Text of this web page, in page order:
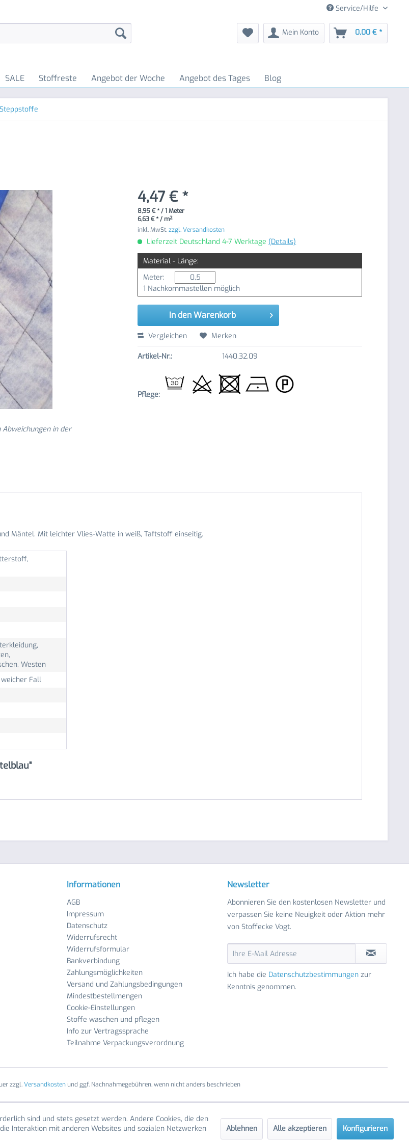
Service/Hilfe
Mein Konto 0,00 € *
SALE Stoffreste Angebot der Woche Angebot des Tages Blog
Steppstoffe
in der
4,47 € *
8,95 € * / 1 Meter
6,63 € * / m²
inkl. MwSt.zzgl. Versandkosten
Lieferzeit Deutschland 4-7 Werktage (Details)
Material - Länge:
Meter:
1 Nachkommastellen möglich
In den Warenkorb
Vergleichen Merken
Artikel-Nr.: 1440.32.09
Pflege:
Mäntel. Mit leichter Vlies-Watte in weiß, Taftstoff einseitig.
Westen
Fall
Informationen
AGB
Impressum
Datenschutz
Widerrufsrecht
Widerrufsformular
Bankverbindung
Zahlungsmöglichkeiten
Versand und Zahlungsbedingungen
Mindestbestellmengen
Cookie-Einstellungen
Stoffe waschen und pflegen
Info zur Vertragssprache
Teilnahme Verpackungsverordnung
Newsletter
Abonnieren Sie den kostenlosen Newsletter und
verpassen Sie keine Neuigkeit oder Aktion mehr
von Stoffecke Vogt.
Ich habe die Datenschutzbestimmungen zur
Kenntnis genommen.
zzgl.Versandkostenund ggf. Nachnahmegebühren, wenn nicht anders beschrieben
sind und stets gesetzt werden. Andere Cookies, die den
Interaktion mit anderen Websites und sozialen Netzwerken
Ablehnen Alle akzeptieren Konfigurieren